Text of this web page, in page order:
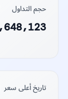
حجم التداول
تاريخ أعلى سعر